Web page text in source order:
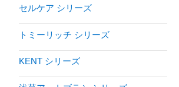
セルケア シリーズ
トミーリッチ シリーズ
KENT シリーズ